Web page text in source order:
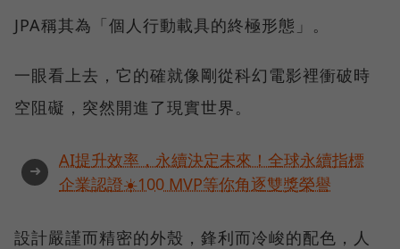
JPA稱其為「個人行動載具的終極形態」。
一眼看上去，它的確就像剛從科幻電影裡衝破時
空阻礙，突然開進了現實世界。
➜
AI提升效率，永續決定未來！全球永續指標
企業認證☀️100 MVP等你角逐雙獎榮譽
設計嚴謹而精密的外殼，鋒利而冷峻的配色，人